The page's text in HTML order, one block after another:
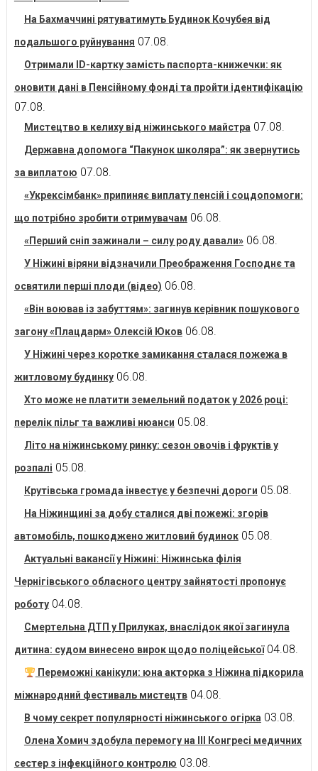
На Бахмаччині рятуватимуть Будинок Кочубея від
подальшого руйнування 07.08.
Отримали ID-картку замість паспорта-книжечки: як
оновити дані в Пенсійному фонді та пройти ідентифікацію
07.08.
Мистецтво в келиху від ніжинського майстра 07.08.
Державна допомога “Пакунок школяра”: як звернутись
за виплатою 07.08.
«Укрексімбанк» припиняє виплату пенсій і соцдопомоги:
що потрібно зробити отримувачам 06.08.
«Перший сніп зажинали – силу роду давали» 06.08.
У Ніжині віряни відзначили Преображення Господнє та
освятили перші плоди (відео) 06.08.
«Він воював із забуттям»: загинув керівник пошукового
загону «Плацдарм» Олексій Юков 06.08.
У Ніжині через коротке замикання сталася пожежа в
житловому будинку 06.08.
Хто може не платити земельний податок у 2026 році:
перелік пільг та важливі нюанси 05.08.
Літо на ніжинському ринку: сезон овочів і фруктів у
розпалі 05.08.
Крутівська громада інвестує у безпечні дороги 05.08.
На Ніжинщині за добу сталися дві пожежі: згорів
автомобіль, пошкоджено житловий будинок 05.08.
Актуальні вакансії у Ніжині: Ніжинська філія
Чернігівського обласного центру зайнятості пропонує
роботу 04.08.
Смертельна ДТП у Прилуках, внаслідок якої загинула
дитина: судом винесено вирок щодо поліцейської 04.08.
Переможні канікули: юна акторка з Ніжина підкорила
міжнародний фестиваль мистецтв 04.08.
В чому секрет популярності ніжинського огірка 03.08.
Олена Хомич здобула перемогу на ІІІ Конгресі медичних
сестер з інфекційного контролю 03.08.